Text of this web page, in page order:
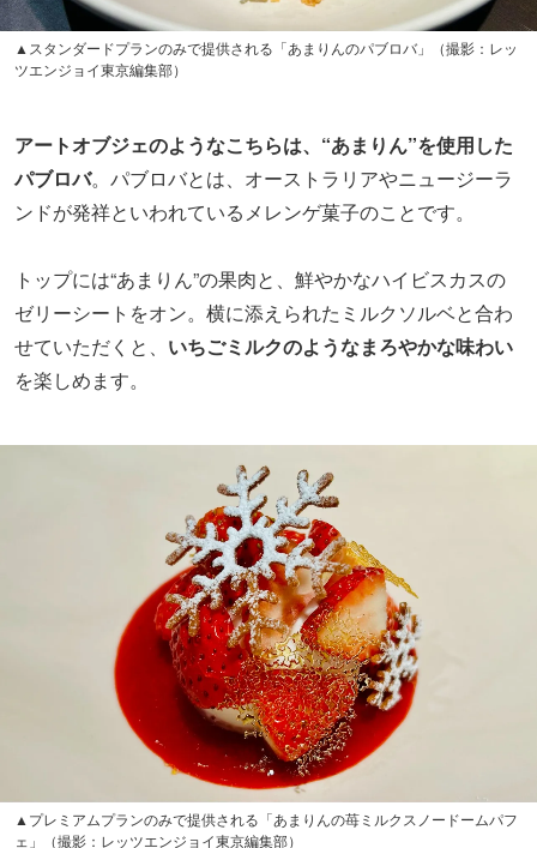
▲スタンダードプランのみで提供される「あまりんのパブロバ」（撮影：レッ
ツエンジョイ東京編集部）
アートオブジェのようなこちらは、“あまりん”を使用した
パブロバ。パブロバとは、オーストラリアやニュージーラ
ンドが発祥といわれているメレンゲ菓子のことです。
トップには“あまりん”の果肉と、鮮やかなハイビスカスの
ゼリーシートをオン。横に添えられたミルクソルベと合わ
せていただくと、 いちごミルクのようなまろやかな味わい
を楽しめます。
▲プレミアムプランのみで提供される「あまりんの苺ミルクスノードームパフ
ェ」（撮影：レッツエンジョイ東京編集部）